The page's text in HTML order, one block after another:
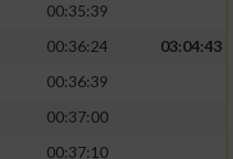
00:35:39
00:36:24
03:04:43
00:36:39
00:37:00
00:37:10